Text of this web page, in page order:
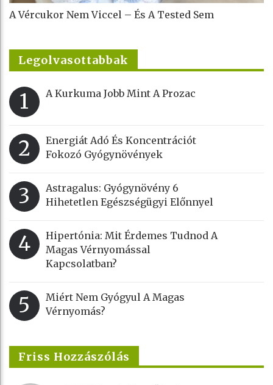
A Vércukor Nem Viccel – És A Tested Sem
Legolvasottabbak
1 A Kurkuma Jobb Mint A Prozac
2
Energiát Adó És Koncentrációt
Fokozó Gyógynövények
3
Astragalus: Gyógynövény 6
Hihetetlen Egészségügyi Előnnyel
4
Hipertónia: Mit Érdemes Tudnod A
Magas Vérnyomással
Kapcsolatban?
5
Miért Nem Gyógyul A Magas
Vérnyomás?
Friss Hozzászólás